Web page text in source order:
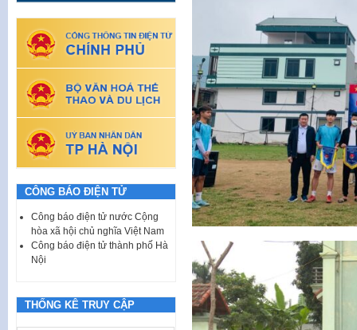
CÔNG BÁO ĐIỆN TỬ
Công báo điện tử nước Cộng
hòa xã hội chủ nghĩa Việt Nam
Công báo điện tử thành phố Hà
Nội
THỐNG KÊ TRUY CẬP